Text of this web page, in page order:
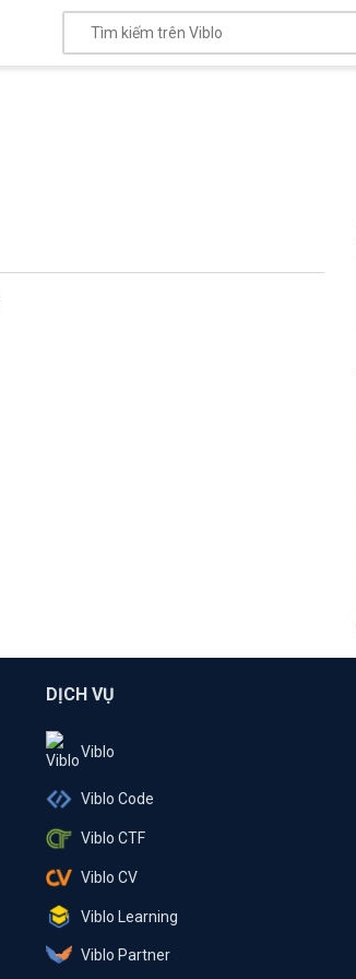
DỊCH VỤ
Viblo
Viblo Code
Viblo CTF
Viblo CV
Viblo Learning
Viblo Partner